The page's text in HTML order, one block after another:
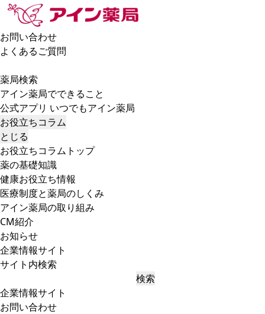
お問い合わせ
よくあるご質問
薬局検索
アイン薬局でできること
公式アプリ いつでもアイン薬局
お役立ちコラム
とじる
お役立ちコラムトップ
薬の基礎知識
健康お役立ち情報
医療制度と薬局のしくみ
アイン薬局の取り組み
CM紹介
お知らせ
企業情報サイト
サイト内検索
検索
企業情報サイト
お問い合わせ